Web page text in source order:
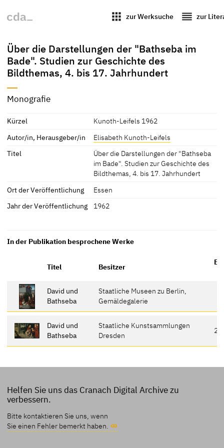
apps zur Werksuche reorder zur
Über die Darstellungen der "Bathseba im
Bade". Studien zur Geschichte des
Bildthemas, 4. bis 17. Jahrhundert
Monografie
Kürzel
Kunoth-Leifels 1962
Autor/in, Herausgeber/in
Elisabeth Kunoth-Leifels
Titel
Über die Darstellungen der "Bathseba
im Bade". Studien zur Geschichte des
Bildthemas, 4. bis 17. Jahrhundert
Ort der Veröffentlichung
Essen
Jahr der Veröffentlichung
1962
In der Publikation besprochene Werke
Titel Besitzer
David und
Bathseba
Staatliche Museen zu Berlin,
Gemäldegalerie
David und
Bathseba
Staatliche Kunstsammlungen
Dresden
Helfen Sie uns das Cranach Digital Archive zu
verbessern.
Bitte kontaktieren Sie uns, wenn
Sie einen Fehler bemerkt haben.